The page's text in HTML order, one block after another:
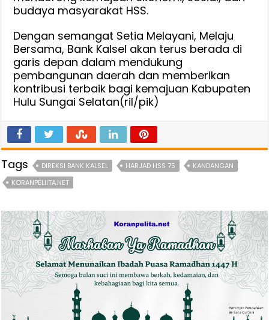
budaya masyarakat HSS.
Dengan semangat Setia Melayani, Melaju
Bersama, Bank Kalsel akan terus berada di
garis depan dalam mendukung
pembangunan daerah dan memberikan
kontribusi terbaik bagi kemajuan Kabupaten
Hulu Sungai Selatan(ril/pik)
Tags DIREKSI BANK KALSEL HARJAD HSS 75
KANDANGAN
KORANPELIITA.NET